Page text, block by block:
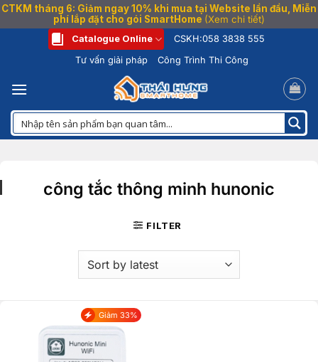
CTKM tháng 6: Giảm ngay 10% khi mua tại Website lần đầu, Miễn
phí lắp đặt cho gói SmartHome (Xem chi tiết)
dung
Catalogue Online CSKH:058 3838 555
Tư vấn giải pháp
Công Trình Thi Công
công tắc thông minh hunonic
FILTER
Giảm 33%